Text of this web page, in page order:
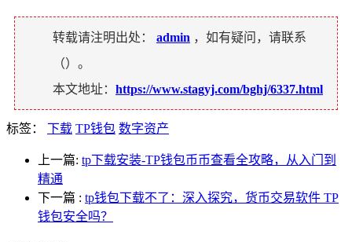
转载请注明出处： admin ，如有疑问，请联系
（）。
本文地址： https://www.stagyj.com/bghj/6337.html
标签： 下载 TP钱包 数字资产
上一篇: tp下载安装-TP钱包币币查看全攻略，从入门到
精通
下一篇 : tp钱包下载不了：深入探究，货币交易软件 TP
钱包安全吗？